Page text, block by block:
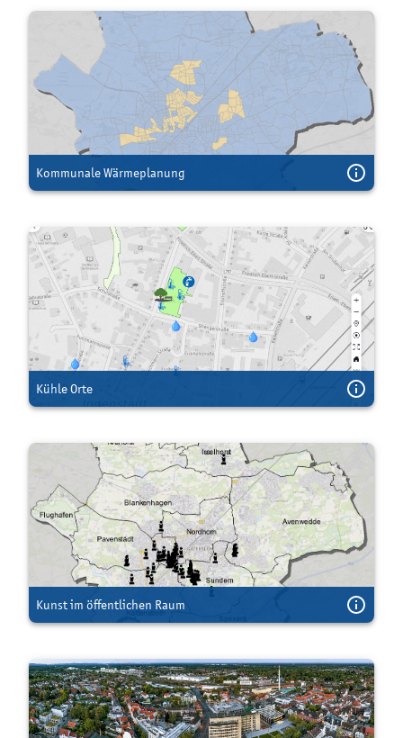
Kommunale Wärmeplanung
Kühle Orte
Kunst im öffentlichen Raum